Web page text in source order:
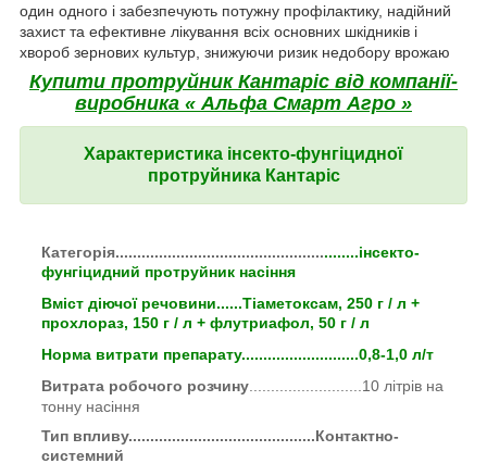
один одного і забезпечують потужну профілактику, надійний
захист та ефективне лікування всіх основних шкідників і
хвороб зернових культур, знижуючи ризик недобору врожаю
Купити протруйник Кантаріс від компанії-
виробника « Альфа Смарт Агро »
Характеристика інсекто-фунгіцидної
протруйника Кантаріс
Категорія........................................................інсекто-
фунгіцидний протруйник насіння
Вміст діючої речовини......Тіаметоксам, 250 г / л +
прохлораз, 150 г / л + флутриафол, 50 г / л
Норма витрати препарату...........................0,8-1,0 л/т
Витрата робочого розчину ..........................10 літрів на
тонну насіння
Тип впливу...........................................Контактно-
системний